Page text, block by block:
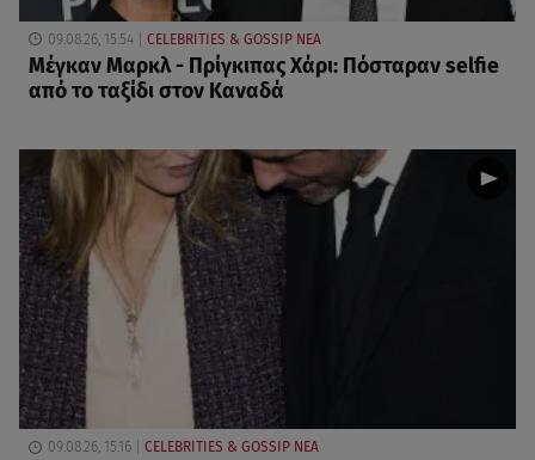
09.08.26, 15:54 CELEBRITIES & GOSSIP ΝΕΑ
Μέγκαν Μαρκλ - Πρίγκιπας Χάρι: Πόσταραν selfie
από το ταξίδι στον Καναδά
09.08.26, 15:16 CELEBRITIES & GOSSIP ΝΕΑ